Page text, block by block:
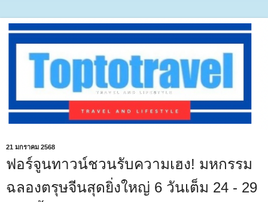
21 มกราคม 2568
ฟอร์จูนทาวน์ชวนรับความเฮง! มหกรรม
ฉลองตรุษจีนสุดยิ่งใหญ่ 6 วันเต็ม 24 - 29